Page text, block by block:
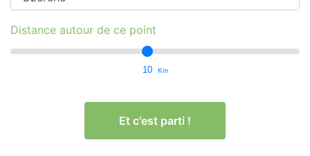
Distance autour de ce point
10 Km
Et c'est parti !